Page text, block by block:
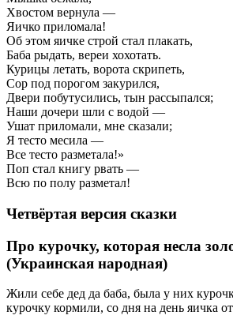
Хвостом вернула —
Яичко приломала!
Об этом яичке строй стал плакать,
Баба рыдать, вереи хохотать.
Курицы летать, ворота скрипеть,
Сор под порогом закурился,
Двери побутусились, тын рассыпался;
Наши дочери шли с водой —
Ушат приломали, мне сказали;
Я тесто месила —
Все тесто разметала!»
Поп стал книгу рвать —
Всю по полу разметал!
Четвёртая версия сказки
Про курочку, которая несла
(Украинская народная)
Жили себе дед да баба, была у них
курочку кормили, со дня на день яичка